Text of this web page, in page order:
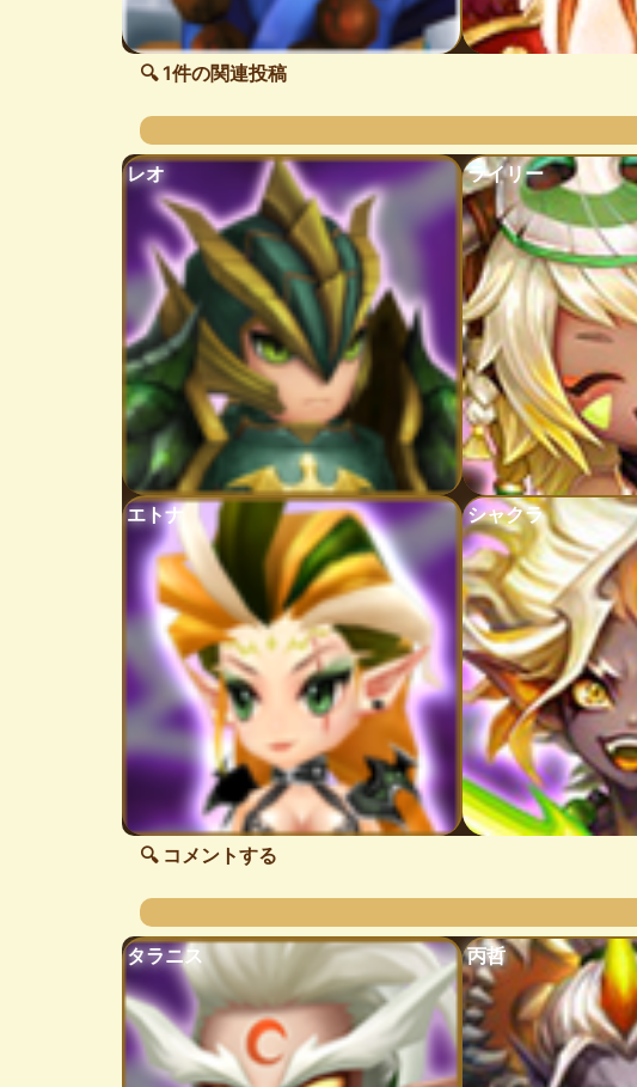
🔍 1件の関連投稿
レオ
ライリー
エトナ シャクラ
🔍 コメントする
タラニス
丙哲